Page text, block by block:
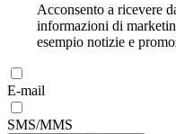
Acconsento a ricevere
informazioni di
esempio notizie e
E-mail
SMS/MMS